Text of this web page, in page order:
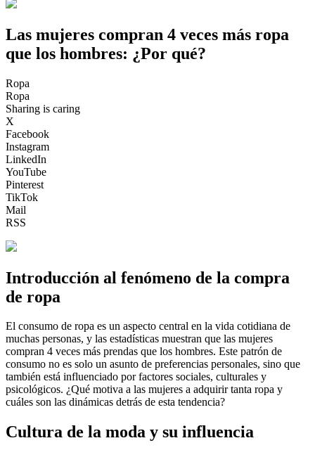
Las mujeres compran 4 veces más ropa
que los hombres: ¿Por qué?
Ropa
Ropa
Sharing is caring
X
Facebook
Instagram
LinkedIn
YouTube
Pinterest
TikTok
Mail
RSS
Introducción al fenómeno de la compra
de ropa
El consumo de ropa es un aspecto central en la vida cotidiana de
muchas personas, y las estadísticas muestran que las mujeres
compran 4 veces más prendas que los hombres. Este patrón de
consumo no es solo un asunto de preferencias personales, sino que
también está influenciado por factores sociales, culturales y
psicológicos. ¿Qué motiva a las mujeres a adquirir tanta ropa y
cuáles son las dinámicas detrás de esta tendencia?
Cultura de la moda y su influencia